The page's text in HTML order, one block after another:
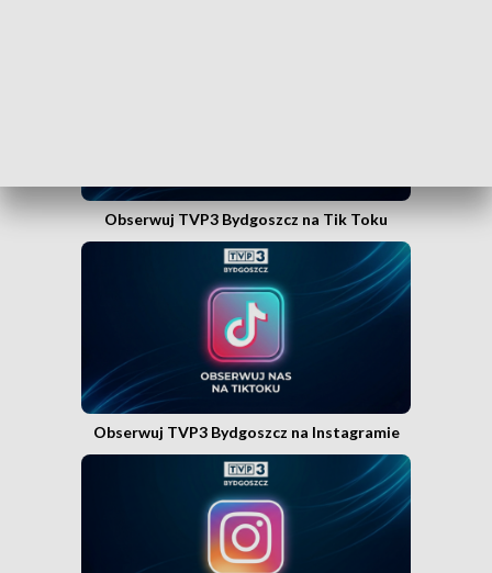
Obserwuj TVP3 Bydgoszcz na Tik Toku
Obserwuj TVP3 Bydgoszcz na Instagramie